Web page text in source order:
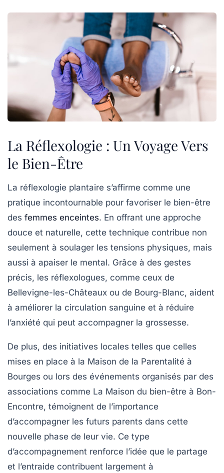
La Réflexologie : Un Voyage Vers
le Bien-Être
La réflexologie plantaire s’affirme comme une
pratique incontournable pour favoriser le bien-être
des femmes enceintes. En offrant une approche
douce et naturelle, cette technique contribue non
seulement à soulager les tensions physiques, mais
aussi à apaiser le mental. Grâce à des gestes
précis, les réflexologues, comme ceux de
Bellevigne-les-Châteaux ou de Bourg-Blanc, aident
à améliorer la circulation sanguine et à réduire
l’anxiété qui peut accompagner la grossesse.
De plus, des initiatives locales telles que celles
mises en place à la Maison de la Parentalité à
Bourges ou lors des événements organisés par des
associations comme La Maison du bien-être à Bon-
Encontre, témoignent de l’importance
d’accompagner les futurs parents dans cette
nouvelle phase de leur vie. Ce type
d’accompagnement renforce l’idée que le partage
et l’entraide contribuent largement à